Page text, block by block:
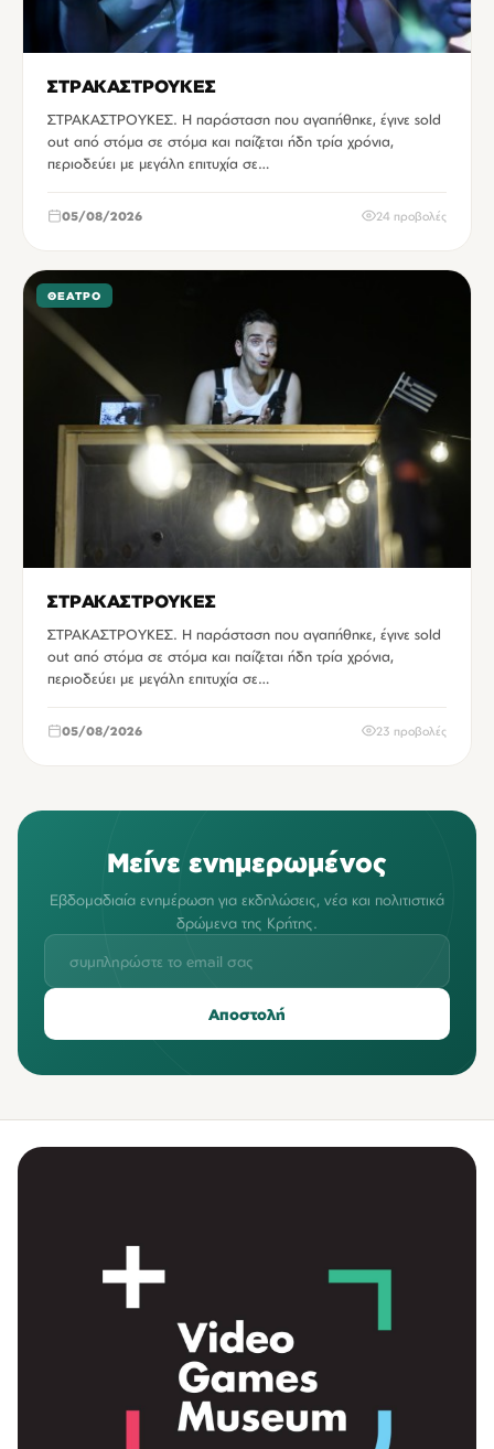
ΣΤΡΑΚΑΣΤΡΟΥΚΕΣ
ΣΤΡΑΚΑΣΤΡΟΥΚΕΣ. Η παράσταση που αγαπήθηκε, έγινε sold
out από στόμα σε στόμα και παίζεται ήδη τρία χρόνια,
περιοδεύει με μεγάλη επιτυχία σε…
05/08/2026 24 προβολές
ΘΈΑΤΡΟ
ΣΤΡΑΚΑΣΤΡΟΥΚΕΣ
ΣΤΡΑΚΑΣΤΡΟΥΚΕΣ. Η παράσταση που αγαπήθηκε, έγινε sold
out από στόμα σε στόμα και παίζεται ήδη τρία χρόνια,
περιοδεύει με μεγάλη επιτυχία σε…
05/08/2026 23 προβολές
Μείνε ενημερωμένος
Εβδομαδιαία ενημέρωση για εκδηλώσεις, νέα και πολιτιστικά
δρώμενα της Κρήτης.
Αποστολή